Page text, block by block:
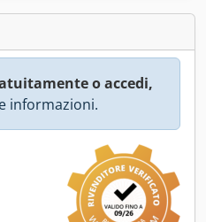
o accedi,
informazioni.